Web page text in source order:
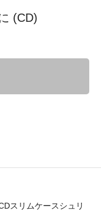
(CD)
スリムケースシュリ